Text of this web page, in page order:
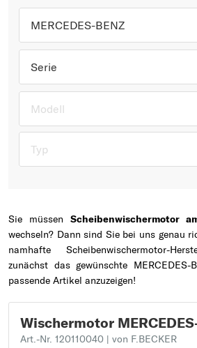
Typ wählen
MERCEDES-BENZ
Serie
Modell
Typ
Sie müssen Scheibenwischermotor
wechseln? Dann sind Sie bei uns genau
namhafte Scheibenwischermotor-
zunächst das gewünschte MERCEDES-
passende Artikel anzuzeigen!
Wischermotor
Art.-Nr. 120110040 | von F.BECKER